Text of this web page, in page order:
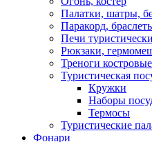
Палатки, шатры,
Паракорд,
Печи
Рюкзаки,
Треноги костровые
Туристическая
Кружки
Наборы
Термосы
Туристические
Фонари